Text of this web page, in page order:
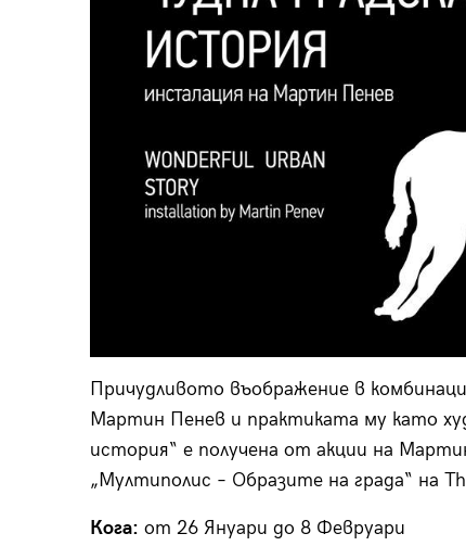
Причудливото въображение в
Мартин Пенев и практиката му като
история“ е получена от акции на
„Мултиполис – Образите на града“ на
Кога: от 26 Януари до 8 Февруари